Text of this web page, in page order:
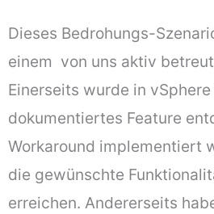
Dieses Bedrohungs-
einem von uns aktiv
Einerseits wurde in
dokumentiertes Feature
Workaround implementiert
die gewünschte
erreichen. Andererseits